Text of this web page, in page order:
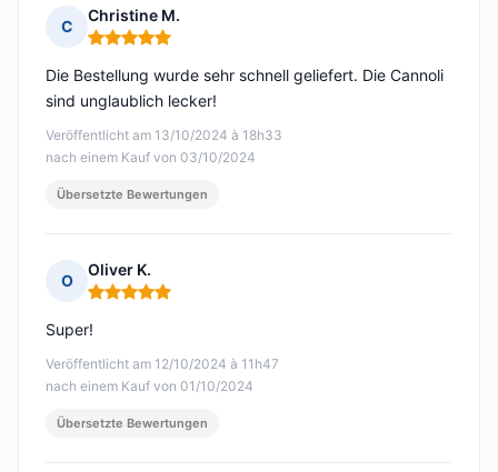
C
Christine M.
Hinweis: 5 von 5
Veröffentlicht am 13/10/2024 à 18h33
nach einem Kauf von 03/10/2024
Die Bestellung wurde sehr schnell geliefert. Die Cannoli
sind unglaublich lecker!
Übersetzte Bewertungen
O
Oliver K.
Hinweis: 5 von 5
Veröffentlicht am 12/10/2024 à 11h47
nach einem Kauf von 01/10/2024
Super!
Übersetzte Bewertungen